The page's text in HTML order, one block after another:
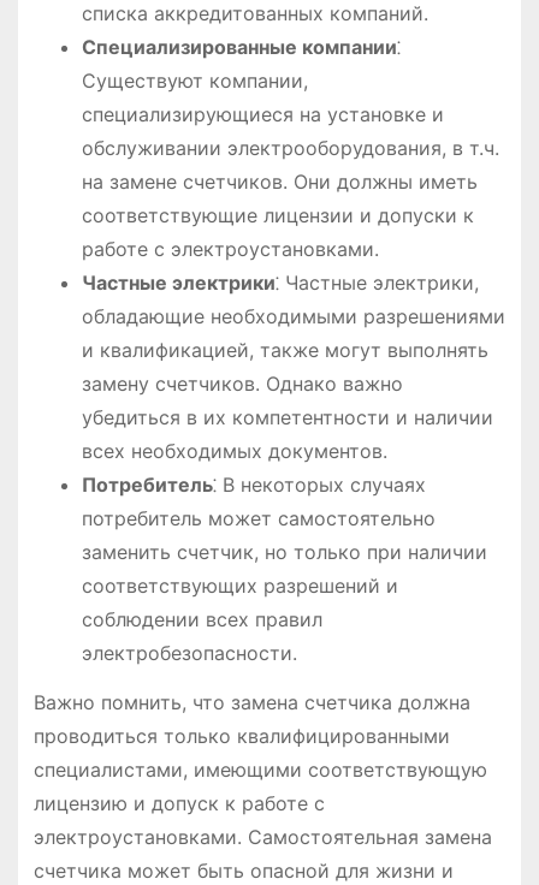
списка аккредитованных компаний.
Специализированные компании⁚
Существуют компании,
специализирующиеся на установке и
обслуживании электрооборудования, в т.ч.
на замене счетчиков. Они должны иметь
соответствующие лицензии и допуски к
работе с электроустановками.
Частные электрики⁚ Частные электрики,
обладающие необходимыми разрешениями
и квалификацией, также могут выполнять
замену счетчиков. Однако важно
убедиться в их компетентности и наличии
всех необходимых документов.
Потребитель⁚ В некоторых случаях
потребитель может самостоятельно
заменить счетчик, но только при наличии
соответствующих разрешений и
соблюдении всех правил
электробезопасности.
Важно помнить, что замена счетчика должна
проводиться только квалифицированными
специалистами, имеющими соответствующую
лицензию и допуск к работе с
электроустановками. Самостоятельная замена
счетчика может быть опасной для жизни и